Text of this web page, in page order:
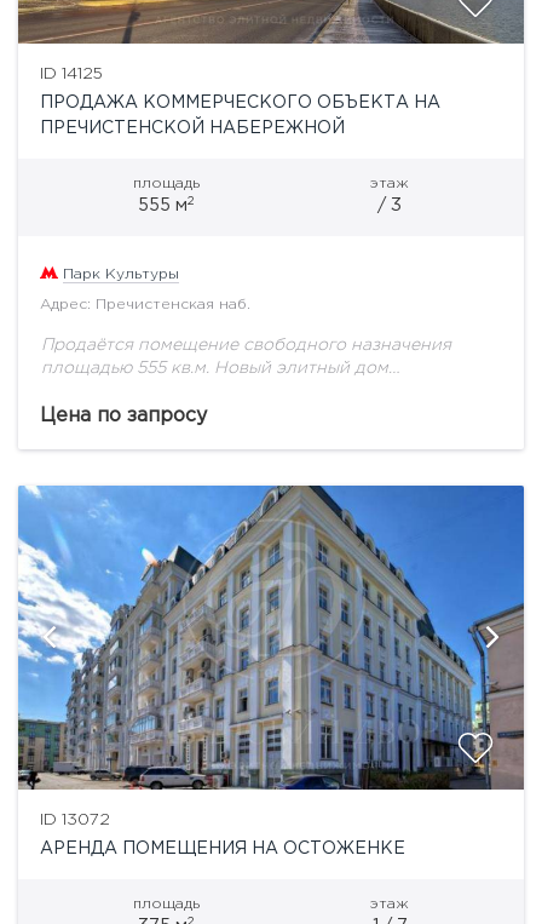
ID 14125
ПРОДАЖА КОММЕРЧЕСКОГО ОБЪЕКТА НА
ПРЕЧИСТЕНСКОЙ НАБЕРЕЖНОЙ
площадь
555 м2
этаж
/ 3
Парк Культуры
Адрес: Пречистенская наб.
Продаётся помещение свободного назначения
площадью 555 кв.м. Новый элитный дом
шаговой доступности от метро Парк культуры.
Цена по запросу
ID 13072
АРЕНДА ПОМЕЩЕНИЯ НА ОСТОЖЕНКЕ
площадь этаж